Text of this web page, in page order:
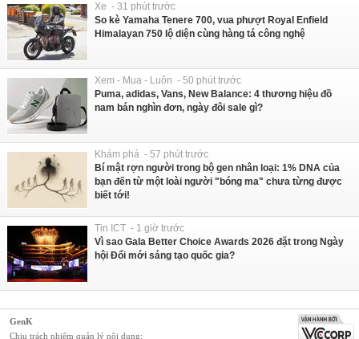
Xe - 31 phút trước
So kè Yamaha Tenere 700, vua phượt Royal Enfield
Himalayan 750 lộ diện cùng hàng tá công nghệ
Xem - Mua - Luôn - 50 phút trước
Puma, adidas, Vans, New Balance: 4 thương hiệu đồ
nam bán nghìn đơn, ngày đôi sale gì?
Khám phá - 57 phút trước
Bí mật rợn người trong bộ gen nhân loại: 1% DNA của
bạn đến từ một loài người "bóng ma" chưa từng được
biết tới!
Tin ICT - 1 giờ trước
Vì sao Gala Better Choice Awards 2026 đặt trong Ngày
hội Đổi mới sáng tạo quốc gia?
GenK
Chịu trách nhiệm quản lý nội dung: